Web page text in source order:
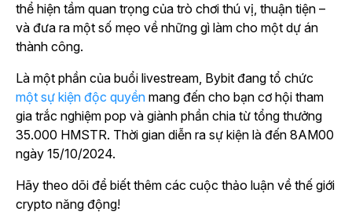
thể hiện tầm quan trọng của trò chơi thú vị, thuận tiện –
và đưa ra một số mẹo về những gì làm cho một dự án
thành công.
Là một phần của buổi livestream, Bybit đang tổ chức
một sự kiện độc quyền mang đến cho bạn cơ hội tham
gia trắc nghiệm pop và giành phần chia từ tổng thưởng
35.000 HMSTR. Thời gian diễn ra sự kiện là đến 8AM00
ngày 15/10/2024.
Hãy theo dõi để biết thêm các cuộc thảo luận về thế giới
crypto năng động!